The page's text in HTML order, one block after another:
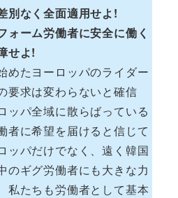
別なく全面適用せよ!
ーム労働者に安全に働く
せよ!
めたヨーロッパのライダー
要求は変わらないと確信
ッパ全域に散らばっている
者に希望を届けると信じて
ッパだけでなく、遠く韓国
のギグ労働者にも大きな力
私たちも労働者として基本